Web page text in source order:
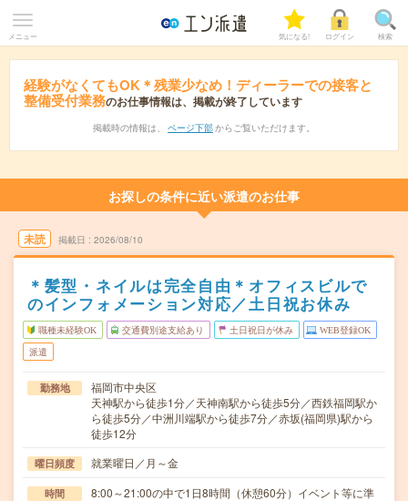
メニュー 気になる! ログイン 検索
経験がなくてもOK＊残業少なめ！ディーラーでの接客と
整備受付業務のお仕事情報は、掲載が終了しています
掲載時の情報は、 ページ下部 からご覧いただけます。
お探しの条件に近い派遣のお仕事
未読 掲載日 2026/08/10
＊髪型・ネイルは完全自由＊オフィスビルで
のインフォメーション対応／土日祝お休み
職種未経験OK 交通費別途支給あり 土日祝日が休み WEB登録OK
派遣
勤務地
福岡市中央区
天神駅から徒歩1分／天神南駅から徒歩5分／西鉄福岡駅か
ら徒歩5分／中洲川端駅から徒歩7分／赤坂(福岡県)駅から
徒歩12分
曜日頻度 就業曜日／月～金
時間
8:00～21:00の中で1日8時間（休憩60分）イベント等に準